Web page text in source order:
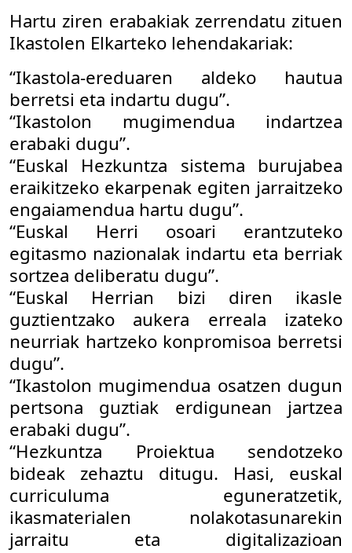
Hartu ziren erabakiak zerrendatu zituen
Ikastolen Elkarteko lehendakariak:
“Ikastola-ereduaren aldeko hautua
berretsi eta indartu dugu”.
“Ikastolon mugimendua indartzea
erabaki dugu”.
“Euskal Hezkuntza sistema burujabea
eraikitzeko ekarpenak egiten jarraitzeko
engaiamendua hartu dugu”.
“Euskal Herri osoari erantzuteko
egitasmo nazionalak indartu eta berriak
sortzea deliberatu dugu”.
“Euskal Herrian bizi diren ikasle
guztientzako aukera erreala izateko
neurriak hartzeko konpromisoa berretsi
dugu”.
“Ikastolon mugimendua osatzen dugun
pertsona guztiak erdigunean jartzea
erabaki dugu”.
“Hezkuntza Proiektua sendotzeko
bideak zehaztu ditugu. Hasi, euskal
curriculuma eguneratzetik,
ikasmaterialen nolakotasunarekin
jarraitu eta digitalizazioan